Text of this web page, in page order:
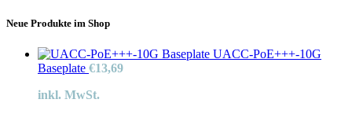
Neue Produkte im Shop
UACC-PoE+++-10G
Baseplate €13,69
inkl. MwSt.